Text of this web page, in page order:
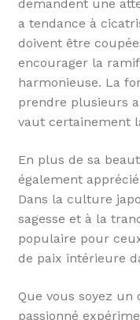
demandent une
a tendance à
doivent être
encourager la
harmonieuse. La
prendre plusieurs
vaut certainement
En plus de sa
également
Dans la culture
sagesse et à la
populaire pour
de paix intérieure
Que vous soyez
passionné